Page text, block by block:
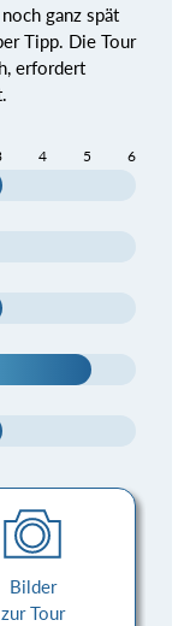
ganz spät
Tipp. Die Tour
erfordert
4 5 6
Bilder
zur Tour